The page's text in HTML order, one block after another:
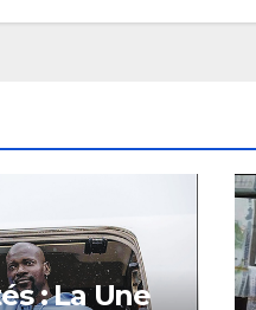
: La Une